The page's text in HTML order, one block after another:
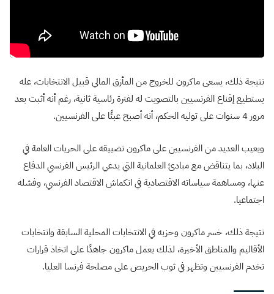
نتيجة ذلك، يسعى ماكرون للخروج من المأزق المالي قبيل الانتخابات، عله
يستطيع إقناع الفرنسيين بالتصويت له لفترة رئاسية ثانية، رغم أنه أثبت بعد
مرور 4 سنوات على توليه الحكم، أنه أصبح عبئًا على الفرنسيين.
ويعيب العديد من الفرنسيين على ماكرون تضييقه على الحريات العامة في
البلاد، بما يتناقض مع مبادئ العلمانية التي يدعي الرئيس الفرنسي الدفاع
عنها، ومساهمة سياساته الاقتصادية في انكماش الاقتصاد الفرنسي، وفشله
اجتماعيا.
نتيجة ذلك، خسر ماكرون وحزبه في الانتخابات المحلية السابقة وانتخابات
الأقاليم والمناطق الأخيرة، لذلك يعمل ماكرون جاهدًا على اتخاذ قرارات
تخدم الفرنسيين وتظهر في ثوب الحريص على مصلحة فرنسا العليا.